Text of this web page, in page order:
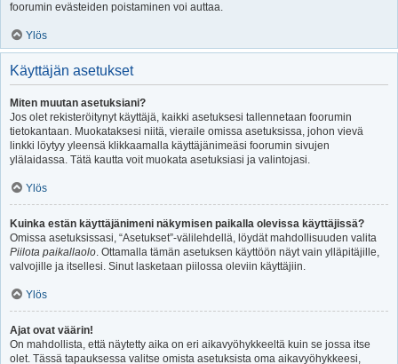
foorumin evästeiden poistaminen voi auttaa.
Ylös
Käyttäjän asetukset
Miten muutan asetuksiani?
Jos olet rekisteröitynyt käyttäjä, kaikki asetuksesi tallennetaan foorumin
tietokantaan. Muokataksesi niitä, vieraile omissa asetuksissa, johon vievä
linkki löytyy yleensä klikkaamalla käyttäjänimeäsi foorumin sivujen
ylälaidassa. Tätä kautta voit muokata asetuksiasi ja valintojasi.
Ylös
Kuinka estän käyttäjänimeni näkymisen paikalla olevissa käyttäjissä?
Omissa asetuksissasi, “Asetukset”-välilehdellä, löydät mahdollisuuden valita
Piilota paikallaolo. Ottamalla tämän asetuksen käyttöön näyt vain ylläpitäjille,
valvojille ja itsellesi. Sinut lasketaan piilossa oleviin käyttäjiin.
Ylös
Ajat ovat väärin!
On mahdollista, että näytetty aika on eri aikavyöhykkeeltä kuin se jossa itse
olet. Tässä tapauksessa valitse omista asetuksista oma aikavyöhykkeesi,